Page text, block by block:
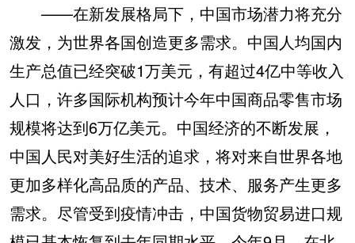
——在新发展格局下，中国市场潜力将充分
激发，为世界各国创造更多需求。中国人均国内
生产总值已经突破1万美元，有超过4亿中等收入
人口，许多国际机构预计今年中国商品零售市场
规模将达到6万亿美元。中国经济的不断发展，
中国人民对美好生活的追求，将对来自世界各地
更加多样化高品质的产品、技术、服务产生更多
需求。尽管受到疫情冲击，中国货物贸易进口规